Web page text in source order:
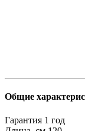
Общие
Гарантия 1 год